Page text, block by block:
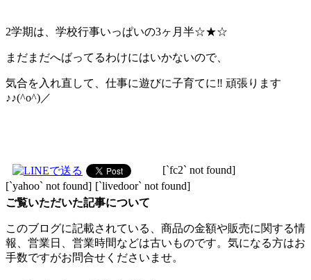
2学期は、学校行事いっぱいの3ヶ月半☆★☆
まだまだへばってるわけにはいかないので、
気合を入れ直して、仕事に遊びに子育てに‼ 頑張ります
♪♪(^o^)／
[`fc2` not found]
[`yahoo` not found] [`livedoor` not found]
ご覧いただいた記事について
このブログに記載されている、商品の金額や販売に関する情
報、営業日、営業時間などは古いものです。気になる方はお
手数ですがお問合せくださいませ。